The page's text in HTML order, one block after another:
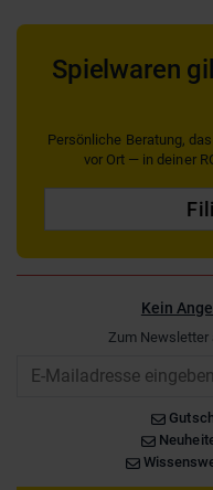
Spielwaren
Persönliche Beratung,
vor Ort — in deiner
Kein
Zum Newsletter